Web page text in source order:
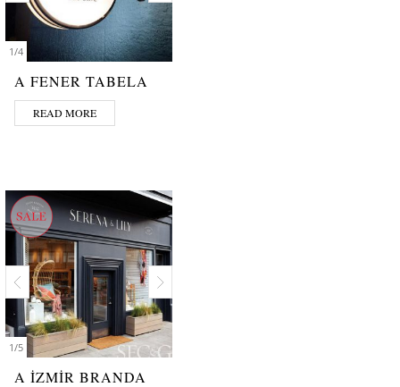
1/4
A FENER TABELA
READ MORE
1/5
A İZMİR BRANDA